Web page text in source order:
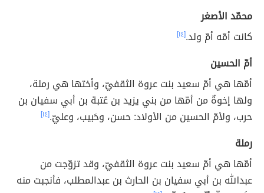
محمّد الأصغر
كانت أمّه أمّ ولد.[١٤]
أمّ الحسين
أمّها هي أمّ سعيد بنت عروة الثقفيّ، وأختها هي رملة،
ولها إخوةٌ من أمّها من بني يزيد بن عُتبة بن أبي سفيان بن
حرب، ولأمّ الحسين من الأولاد: حسن، وحَبيب، وعليّ.[١٤]
رملة
أمّها هي أمّ سعيد بنت عروة الثقفيّ، وقد تزوّجت من
عبدالله بن أبي سفيان بن الحارث بن عبدالمطلب، فأنجبت منه